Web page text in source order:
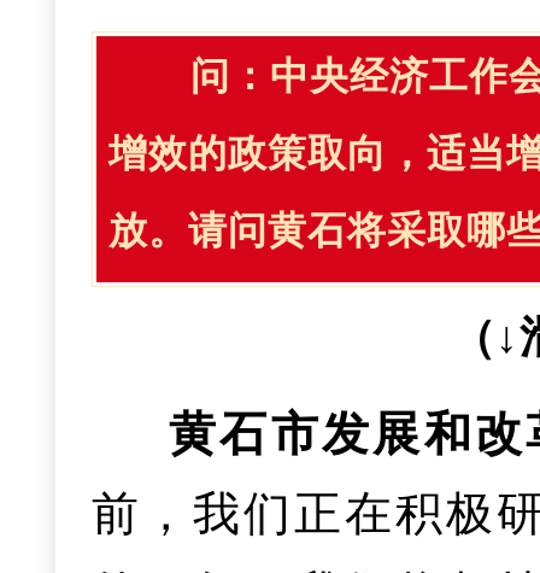
（三）在统筹高
强全市经济运行监
确保主要经济指标
安全发展底线。
七是绿色发展成
排降碳三年行动计
展政策措施，加快
西塞山区化工园
定，“十四五”时期
计创建国家级绿色
级绿色工厂45家。
率先下放重点企业
力，职称评审人数
城市发展动能更加
高协同人社治理
试验区“黄石样本”
两会精神，按照“
攻坚；提质增效、
作。
（一）推动消费
持将提振消费作为
超4000人次；全市
人次，12356热线
体化筛查153.5万
基因筛查，为5812
苗；居民健康素养
4岁，均居全省第一
明专利拥有量3.4件
二是市场运行
与“双随机、一公
100%。推行“三书
政处罚-修复指导-
问： 中央经济工作
增效的政策取向，适当
放。请问黄石将采取哪
（
黄石市发展和
前，我们正在积极